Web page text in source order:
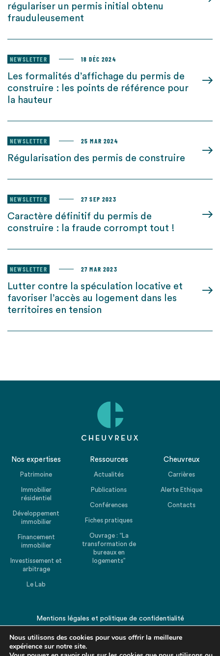
régulariser un permis initial obtenu
frauduleusement
NEWSLETTER 18 DÉC 2024
Les formalités d’affichage du permis de
construire : les points de référence pour
la hauteur
NEWSLETTER 25 MAR 2024
Régularisation des permis de construire
NEWSLETTER 27 SEP 2023
Caractère définitif du permis de
construire : la fraude corrompt tout !
NEWSLETTER 27 MAR 2023
Lutter contre la spéculation locative et
favoriser l’accès au logement dans les
territoires en tension
Nos expertises
Patrimoine
Immobilier
résidentiel
Développement
immobilier
Financement
immobilier
Investissement et
arbitrage
Le Lab
Ressources
Actualités
Publications
Conférences
Fiches pratiques
Ouvrage : “La
transformation de
bureaux en
logements”
Cheuvreux
Carrières
Alerte Ethique
Contacts
Mentions légales et politique de confidentialité
Nous utilisons des cookies pour vous offrir la meilleure
expérience sur notre site.